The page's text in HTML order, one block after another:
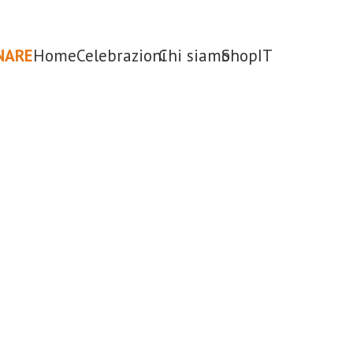
HomeCelebrazioniChi siamoShopIT